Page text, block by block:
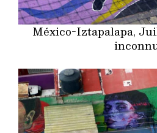
México-Iztapalapa,